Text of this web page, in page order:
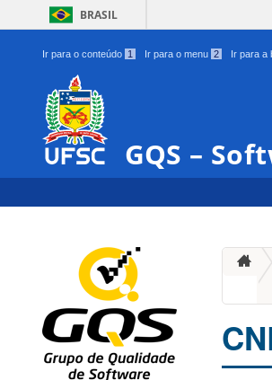
BRASIL
Ir para o conteúdo 1 Ir para o menu 2 Ir para a
GQS –